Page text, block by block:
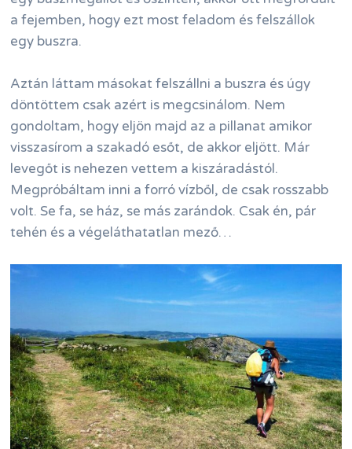
a fejemben, hogy ezt most feladom és felszállok
egy buszra.
Aztán láttam másokat felszállni a buszra és úgy
döntöttem csak azért is megcsinálom. Nem
gondoltam, hogy eljön majd az a pillanat amikor
visszasírom a szakadó esőt, de akkor eljött. Már
levegőt is nehezen vettem a kiszáradástól.
Megpróbáltam inni a forró vízből, de csak rosszabb
volt. Se fa, se ház, se más zarándok. Csak én, pár
tehén és a végeláthatatlan mező…